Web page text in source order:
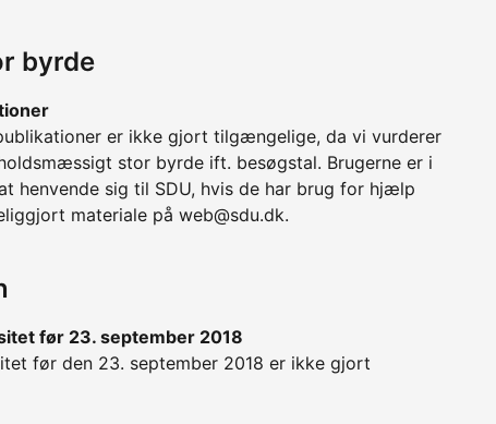
byrde
er ikke gjort tilgængelige, da vi vurderer
stor byrde ift. besøgstal. Brugerne er i
henvende sig til SDU, hvis de har brug for hjælp
materiale på web@sdu.dk.
før 23. september 2018
før den 23. september 2018 er ikke gjort